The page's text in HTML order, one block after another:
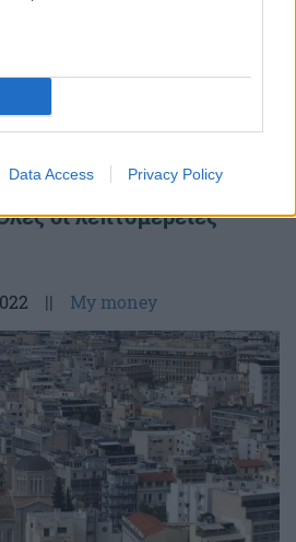
Data Access Privacy Policy
ενιαίο ηλεκτρονικό
φόρου
οι λεπτομέρειες
|| My money